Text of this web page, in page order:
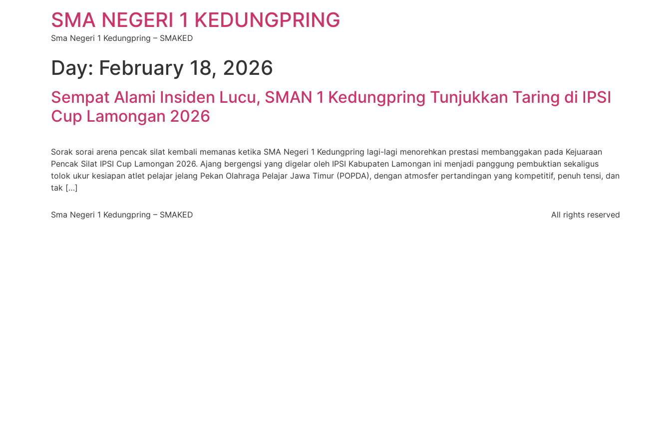
SMA NEGERI 1 KEDUNGPRING
Sma Negeri 1 Kedungpring – SMAKED
Day: February 18, 2026
Sempat Alami Insiden Lucu, SMAN 1 Kedungpring Tunjukkan Taring di IPSI
Cup Lamongan 2026
Sorak sorai arena pencak silat kembali memanas ketika SMA Negeri 1 Kedungpring lagi-lagi menorehkan prestasi membanggakan pada Kejuaraan
Pencak Silat IPSI Cup Lamongan 2026. Ajang bergengsi yang digelar oleh IPSI Kabupaten Lamongan ini menjadi panggung pembuktian sekaligus
tolok ukur kesiapan atlet pelajar jelang Pekan Olahraga Pelajar Jawa Timur (POPDA), dengan atmosfer pertandingan yang kompetitif, penuh tensi, dan
tak […]
Sma Negeri 1 Kedungpring – SMAKED All rights reserved